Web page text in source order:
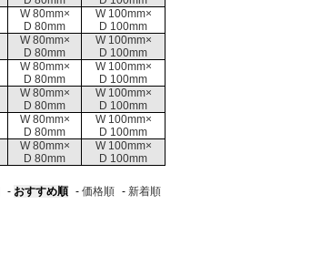
W 80mm×
D 80mm
W 100mm×
D 100mm
W 80mm×
D 80mm
W 100mm×
D 100mm
W 80mm×
D 80mm
W 100mm×
D 100mm
W 80mm×
D 80mm
W 100mm×
D 100mm
W 80mm×
D 80mm
W 100mm×
D 100mm
W 80mm×
D 80mm
W 100mm×
D 100mm
- おすすめ順 - 価格順 - 新着順